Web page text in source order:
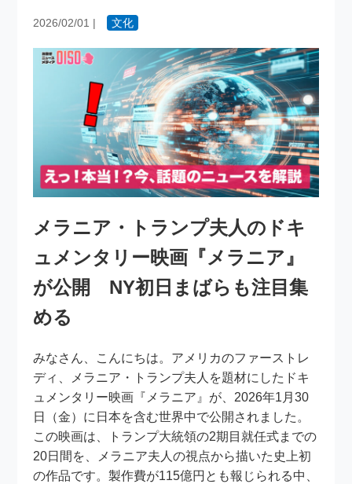
2026/02/01 | 文化
メラニア・トランプ夫人のドキ
ュメンタリー映画『メラニア』
が公開 NY初日まばらも注目集
める
みなさん、こんにちは。アメリカのファーストレ
ディ、メラニア・トランプ夫人を題材にしたドキ
ュメンタリー映画『メラニア』が、2026年1月30
日（金）に日本を含む世界中で公開されました。
この映画は、トランプ大統領の2期目就任式までの
20日間を、メラニア夫人の視点から描いた史上初
の作品です。製作費が115億円とも報じられる中、